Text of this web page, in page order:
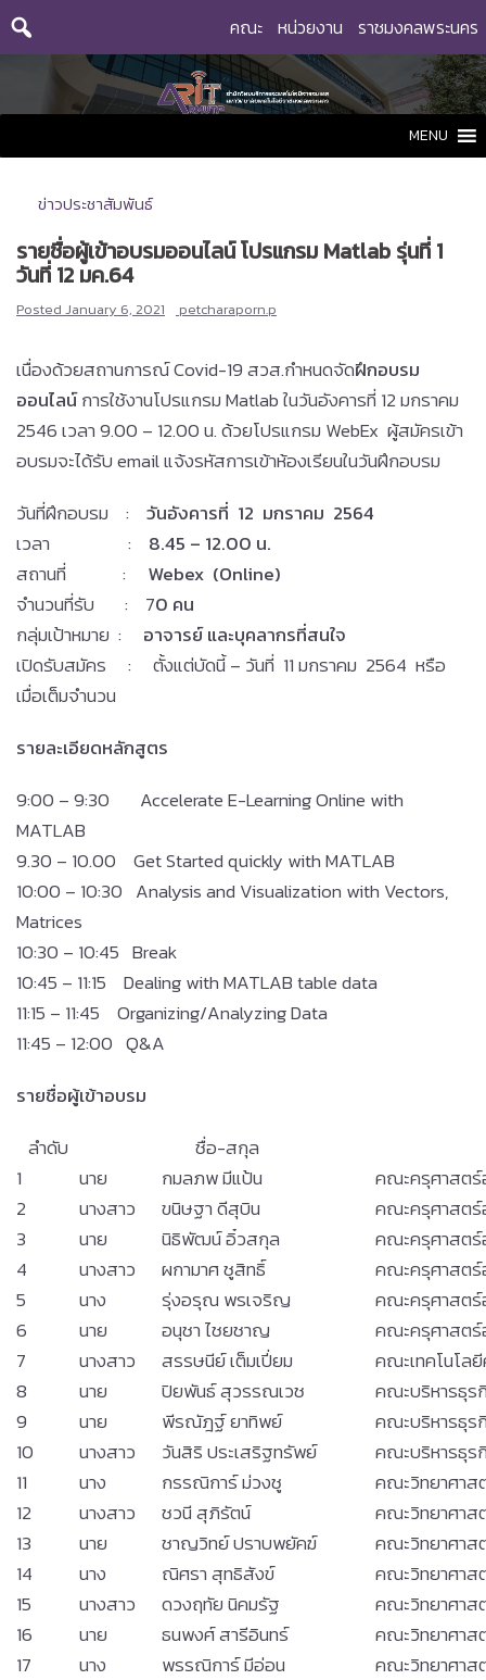
Skip
คณะ หน่วยงาน ราชมงคลพระนคร
MENU
ข่าวประชาสัมพันธ์
รายชื่อผู้เข้าอบรมออนไลน์ โปรแกรม Matlab รุ่นที่ 1
วันที่ 12 มค.64
Posted January 6, 2021 petcharaporn.p
เนื่องด้วยสถานการณ์ Covid-19 สวส.กำหนดจัดฝึกอบรม
ออนไลน์การใช้งานโปรแกรม Matlab ในวันอังคารที่ 12 มกราคม
2546 เวลา 9.00 – 12.00 น. ด้วยโปรแกรม WebEx ผู้สมัครเข้า
อบรมจะได้รับ email แจ้งรหัสการเข้าห้องเรียนในวันฝึกอบรม
วันที่ฝึกอบรม : วันอังคารที่ 12 มกราคม 2564
เวลา : 8.45 – 12.00 น.
สถานที่ : Webex (Online)
จำนวนที่รับ : 70 คน
กลุ่มเป้าหมาย : อาจารย์ และบุคลากรที่สนใจ
เปิดรับสมัคร : ตั้งแต่บัดนี้ – วันที่ 11 มกราคม 2564 หรือ
เมื่อเต็มจำนวน
รายละเอียดหลักสูตร
9:00 – 9:30 Accelerate E-Learning Online with
MATLAB
9.30 – 10.00 Get Started quickly with MATLAB
10:00 – 10:30 Analysis and Visualization with Vectors,
Matrices
10:30 – 10:45 Break
10:45 – 11:15 Dealing with MATLAB table data
11:15 – 11:45 Organizing/Analyzing Data
11:45 – 12:00 Q&A
รายชื่อผู้เข้าอบรม
ลำดับ
ชื่อ-สกุล
1
นาย กมลภพ มีแป้น
คณะครุศาสต
2
นางสาว ขนิษฐา ดีสุบิน
คณะครุศาสต
3
นาย นิธิพัฒน์ อิ๋วสกุล
คณะครุศาสต
4
นางสาว ผกามาศ ชูสิทธิ์
คณะครุศาสต
5
นาง รุ่งอรุณ พรเจริญ
คณะครุศาสต
6
นาย อนุชา ไชยชาญ
คณะครุศาสต
7
นางสาว สรรษนีย์ เต็มเปี่ยม
คณะเทคโนโล
8
นาย ปิยพันธ์ สุวรรณเวช
คณะบริหารธุร
9
นาย พีรณัฎฐ์ ยาทิพย์
คณะบริหารธุร
10
นางสาว วันสิริ ประเสริฐทรัพย์
คณะบริหารธุร
11
นาง กรรณิการ์ ม่วงชู
คณะวิทยาศาส
12
นางสาว ชวนี สุภิรัตน์
คณะวิทยาศาส
13
นาย ชาญวิทย์ ปราบพยัคฆ์
คณะวิทยาศาส
14
นาง ณิศรา สุทธิสังข์
คณะวิทยาศาส
15
นางสาว ดวงฤทัย นิคมรัฐ
คณะวิทยาศาส
16
นาย ธนพงศ์ สารีอินทร์
คณะวิทยาศาส
17
นาง พรรณิการ์ มีอ่อน
คณะวิทยาศาส